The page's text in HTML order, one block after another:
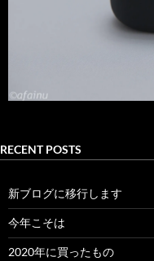
RECENT POSTS
新ブログに移行します
今年こそは
2020年に買ったもの